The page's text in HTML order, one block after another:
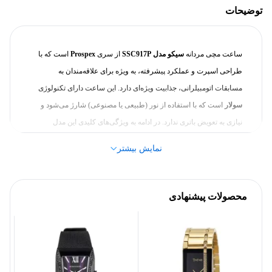
کشور سازنده ژاپن
رنگ بدنه مشکی
سایر مشخصات
مناسب برای
توضیحات
ساعت مچی مردانه سیکو مدل SSC917P از سری Prospex است که با
طراحی اسپرت و عملکرد پیشرفته، به ویژه برای علاقه‌مندان به
مسابقات اتومبیلرانی، جذابیت ویژه‌ای دارد. این ساعت دارای تکنولوژی
سولار
است که با استفاده از نور (طبیعی یا مصنوعی) شارژ می‌شود و
نیازی به تعویض باتری ندارد. در ادامه به ویژگی‌های کلیدی این مدل
: این ساعت با انرژی خورشیدی کار می‌کند
آن شارژ شده و همیشه آماده به کار است.
ورزشی مانند مسابقات بسیار مناسب است.
طراحی اسپرت و جذاب
: صفحه نمایش ترکیبی از رنگ‌های
نمایش بیشتر
محصولات پیشنهادی